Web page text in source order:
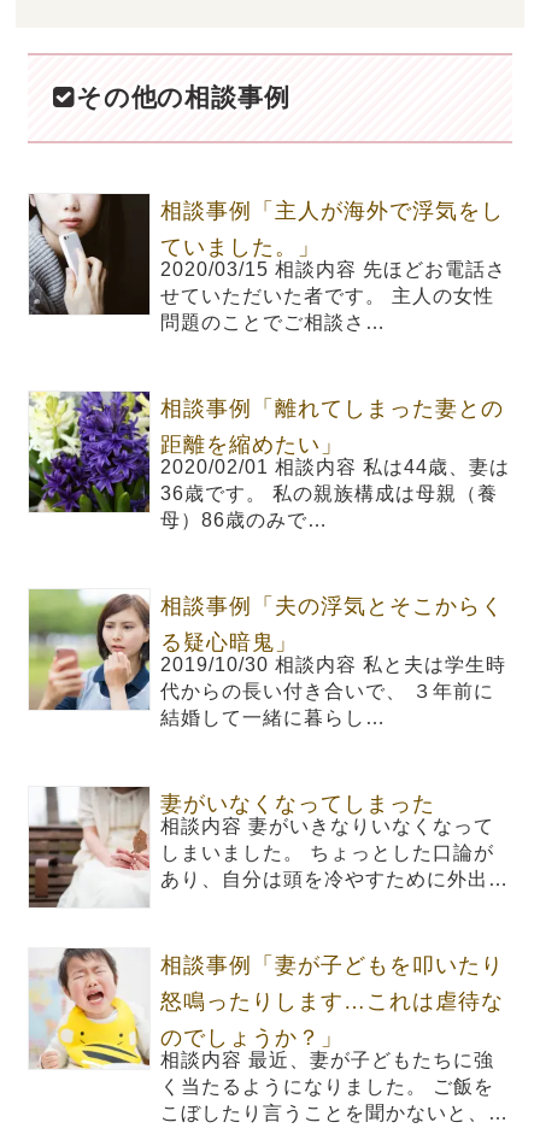
その他の相談事例
相談事例「主人が海外で浮気をし
ていました。」
2020/03/15 相談内容 先ほどお電話さ
せていただいた者です。 主人の女性
問題のことでご相談さ…
相談事例「離れてしまった妻との
距離を縮めたい」
2020/02/01 相談内容 私は44歳、妻は
36歳です。 私の親族構成は母親（養
母）86歳のみで…
相談事例「夫の浮気とそこからく
る疑心暗鬼」
2019/10/30 相談内容 私と夫は学生時
代からの長い付き合いで、 ３年前に
結婚して一緒に暮らし…
妻がいなくなってしまった
相談内容 妻がいきなりいなくなって
しまいました。 ちょっとした口論が
あり、自分は頭を冷やすために外出…
相談事例「妻が子どもを叩いたり
怒鳴ったりします…これは虐待な
のでしょうか？」
相談内容 最近、妻が子どもたちに強
く当たるようになりました。 ご飯を
こぼしたり言うことを聞かないと、…